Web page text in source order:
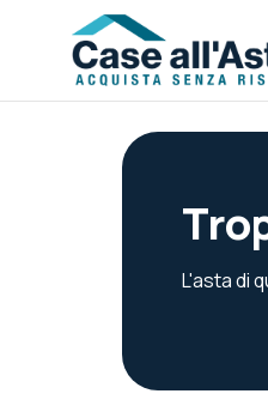
L'asta di